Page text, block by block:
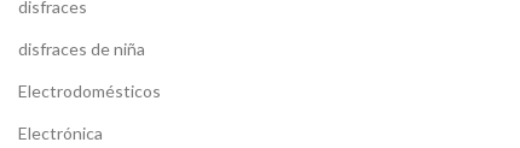
disfraces
disfraces de niña
Electrodomésticos
Electrónica